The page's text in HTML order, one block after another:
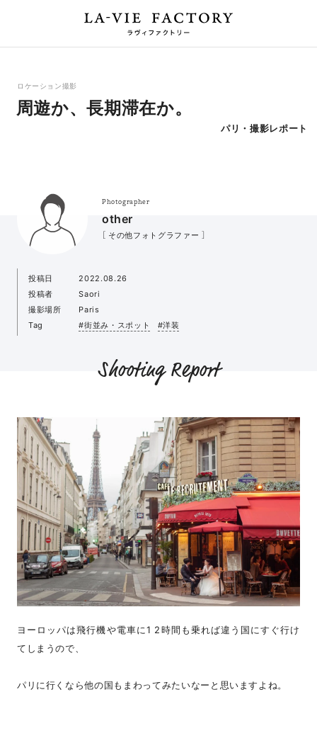
ロケーション撮影
周遊か、長期滞在か。
パリ・撮影レポート
Photographer
other
［ その他フォトグラファー ］
投稿日
2022.08.26
投稿者
Saori
撮影場所
Paris
Tag
#街並み・スポット #洋装
Shooting Report
ヨーロッパは飛行機や電車に1 2時間も乗れば違う国にすぐ行け
てしまうので、
パリに行くなら他の国もまわってみたいなーと思いますよね。